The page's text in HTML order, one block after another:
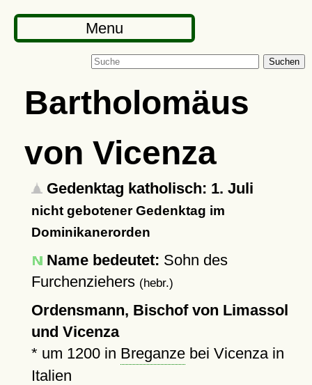
Menu
Suchen
Bartholomäus
von Vicenza
Gedenktag katholisch: 1. Juli
nicht gebotener Gedenktag im
Dominikanerorden
Name bedeutet: Sohn des
Furchenziehers (hebr.)
Ordensmann, Bischof von Limassol
und Vicenza
* um 1200in Breganzebei Vicenza in
Italien